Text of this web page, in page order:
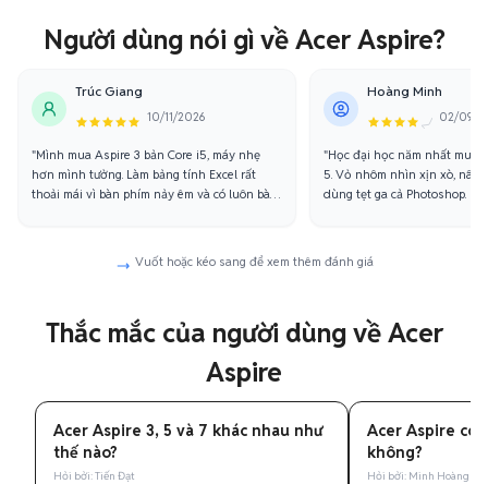
Người dùng nói gì về Acer Aspire?
Trúc Giang
10/11/2026
"Mình mua Aspire 3 bản Core i5, máy nhẹ
hơn mình tưởng. Làm bảng tính Excel rất
thoải mái vì bàn phím nảy êm và có luôn bàn
Hoàng Minh
02/09/
"Học đại học năm nhất mua
5. Vỏ nhôm nhìn xịn xò, nâng
dùng tẹt ga cả Photoshop.
Vuốt hoặc kéo sang để xem thêm đánh giá
Thắc mắc của người dùng về Acer
Aspire
Acer Aspire 3, 5 và 7 khác nhau như
thế nào?
Hỏi bởi: Tiến Đạt
Acer Aspire có
không?
Hỏi bởi: Minh Hoàng